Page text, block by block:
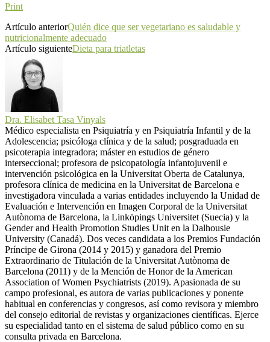
Print
Artículo anteriorQuién dice que ser vegetariano es saludable y
nutricionalmente adecuado
Artículo siguienteDieta para triatletas
Dra. Elisabet Tasa Vinyals
Médico especialista en Psiquiatría y en Psiquiatría Infantil y de la
Adolescencia; psicóloga clínica y de la salud; posgraduada en
psicoterapia integradora; máster en estudios de género
interseccional; profesora de psicopatología infantojuvenil e
intervención psicológica en la Universitat Oberta de Catalunya,
profesora clínica de medicina en la Universitat de Barcelona e
investigadora vinculada a varias entidades incluyendo la Unidad de
Evaluación e Intervención en Imagen Corporal de la Universitat
Autònoma de Barcelona, la Linköpings Universitet (Suecia) y la
Gender and Health Promotion Studies Unit en la Dalhousie
University (Canadá). Dos veces candidata a los Premios Fundación
Príncipe de Girona (2014 y 2015) y ganadora del Premio
Extraordinario de Titulación de la Universitat Autònoma de
Barcelona (2011) y de la Mención de Honor de la American
Association of Women Psychiatrists (2019). Apasionada de su
campo profesional, es autora de varias publicaciones y ponente
habitual en conferencias y congresos, así como revisora y miembro
del consejo editorial de revistas y organizaciones científicas. Ejerce
su especialidad tanto en el sistema de salud público como en su
consulta privada en Barcelona.